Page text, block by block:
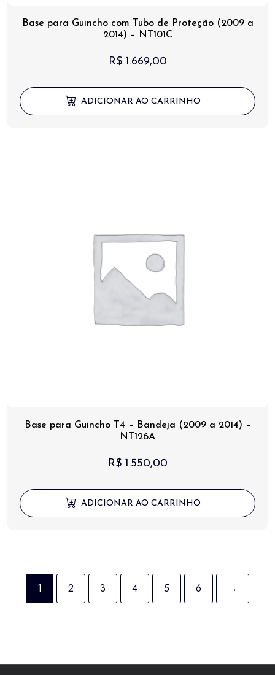
Base para Guincho com Tubo de Proteção (2009 a
2014) – NT101C
R$1.669,00
ADICIONAR AO CARRINHO
Base para Guincho T4 – Bandeja (2009 a 2014) –
NT126A
R$1.550,00
ADICIONAR AO CARRINHO
1 2 3 4 5 6 →